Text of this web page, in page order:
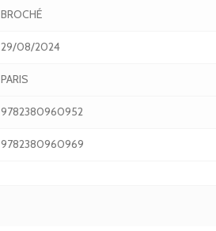
BROCHÉ
29/08/2024
PARIS
9782380960952
9782380960969